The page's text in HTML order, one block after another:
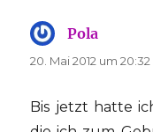
Pola
20. Mai 2012 um
Bis jetzt hatte